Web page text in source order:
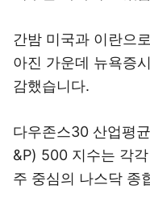
간밤 미국과 이란으
아진 가운데 뉴욕증
감했습니다.
다우존스30 산업평
&P) 500 지수는 각
주 중심의 나스닥 종